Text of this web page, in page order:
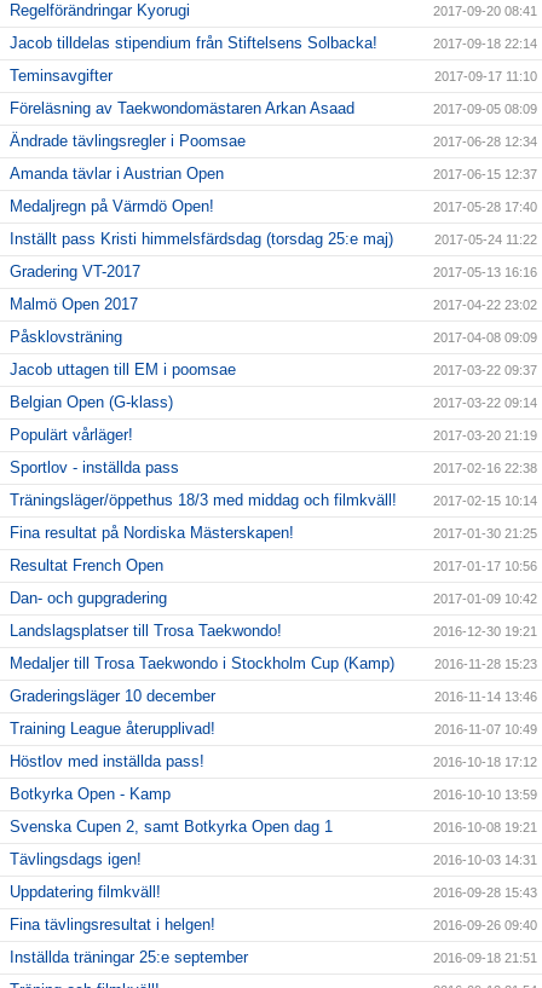
Regelförändringar Kyorugi 2017-09-20 08:41
Jacob tilldelas stipendium från Stiftelsens Solbacka! 2017-09-18 22:14
Teminsavgifter 2017-09-17 11:10
Föreläsning av Taekwondomästaren Arkan Asaad 2017-09-05 08:09
Ändrade tävlingsregler i Poomsae 2017-06-28 12:34
Amanda tävlar i Austrian Open 2017-06-15 12:37
Medaljregn på Värmdö Open! 2017-05-28 17:40
Inställt pass Kristi himmelsfärdsdag (torsdag 25:e maj) 2017-05-24 11:22
Gradering VT-2017 2017-05-13 16:16
Malmö Open 2017 2017-04-22 23:02
Påsklovsträning 2017-04-08 09:09
Jacob uttagen till EM i poomsae 2017-03-22 09:37
Belgian Open (G-klass) 2017-03-22 09:14
Populärt vårläger! 2017-03-20 21:19
Sportlov - inställda pass 2017-02-16 22:38
Träningsläger/öppethus 18/3 med middag och filmkväll! 2017-02-15 10:14
Fina resultat på Nordiska Mästerskapen! 2017-01-30 21:25
Resultat French Open 2017-01-17 10:56
Dan- och gupgradering 2017-01-09 10:42
Landslagsplatser till Trosa Taekwondo! 2016-12-30 19:21
Medaljer till Trosa Taekwondo i Stockholm Cup (Kamp) 2016-11-28 15:23
Graderingsläger 10 december 2016-11-14 13:46
Training League återupplivad! 2016-11-07 10:49
Höstlov med inställda pass! 2016-10-18 17:12
Botkyrka Open - Kamp 2016-10-10 13:59
Svenska Cupen 2, samt Botkyrka Open dag 1 2016-10-08 19:21
Tävlingsdags igen! 2016-10-03 14:31
Uppdatering filmkväll! 2016-09-28 15:43
Fina tävlingsresultat i helgen! 2016-09-26 09:40
Inställda träningar 25:e september 2016-09-18 21:51